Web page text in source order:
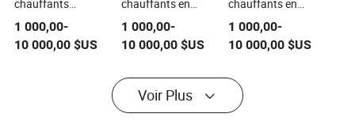
chauffants
résistants à
l'électricité
fabriqués en
1 000,00-
10 000,00 $US
chauffants en
graphite résistant à
l'électricité,
fabrication OEM
1 000,00-
10 000,00$US
chauffants en
graphite pour fours
électriques
1 000,00-
10 000,00$US
Voir Plus